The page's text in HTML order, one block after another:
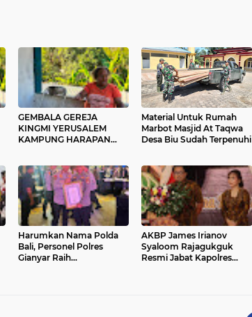
GEMBALA GEREJA
KINGMI YERUSALEM
KAMPUNG HARAPAN
TIDAK MUDAH
TERPROVOKASI
Material Untuk Rumah
Marbot Masjid At Taqwa
Desa Biu Sudah Terpenuhi
Harumkan Nama Polda
Bali, Personel Polres
Gianyar Raih
AKBP James Irianov
Syaloom Rajagukguk
Resmi Jabat Kapolres